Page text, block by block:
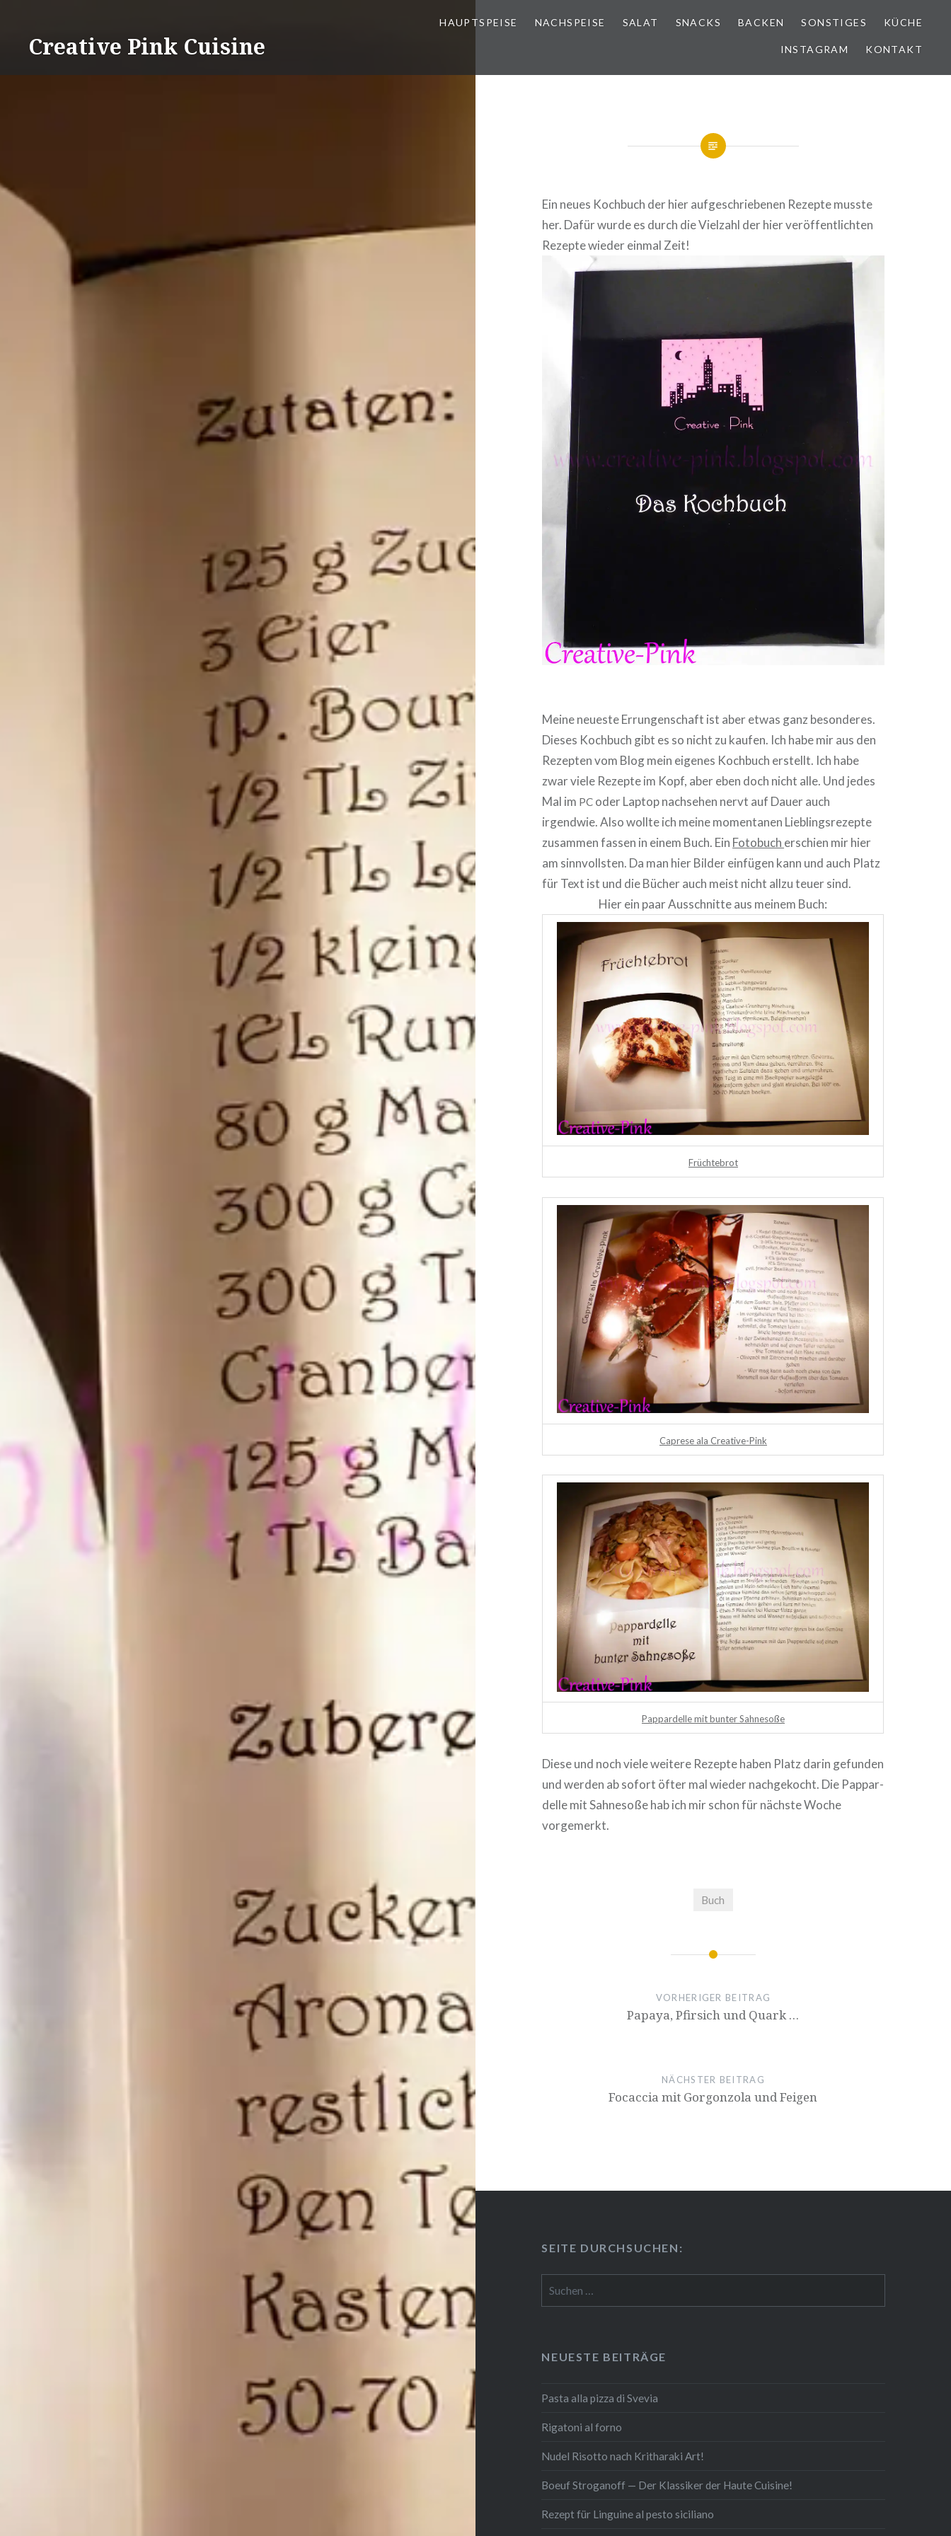
Creative Pink Cuisine
HAUPT­SPEI­SE NACH­SPEI­SE SALAT SNACKS BACKEN SONSTIGES KÜCHE
INSTAGRAM KONTAKT
Ein neues Kochbuch der hier auf­ge­schrie­be­nen Rezepte musste
her. Dafür wurde es durch die Vielzahl der hier ver­öf­fent­lich­ten
Rezepte wieder einmal Zeit!
Meine neueste Errun­gen­schaft ist aber etwas ganz beson­de­res.
Dieses Kochbuch gibt es so nicht zu kaufen. Ich habe mir aus den
Rezepten vom Blog mein eigenes Kochbuch erstellt. Ich habe
zwar viele Rezepte im Kopf, aber eben doch nicht alle. Und jedes
Mal im PC oder Laptop nachsehen nervt auf Dauer auch
irgendwie. Also wollte ich meine momen­ta­nen Lieb­lings­re­zep­te
zusammen fassen in einem Buch. Ein Fotobuch erschien mir hier
am sinn­volls­ten. Da man hier Bilder einfügen kann und auch Platz
für Text ist und die Bücher auch meist nicht allzu teuer sind.
Hier ein paar Aus­schnit­te aus meinem Buch:
Früch­te­brot
Caprese ala Creative-Pink
Pap­par­del­le mit bunter Sahnesoße
Diese und noch viele weitere Rezepte haben Platz darin gefunden
und werden ab sofort öfter mal wieder nach­ge­kocht. Die Pap­par­
del­le mit Sahnesoße hab ich mir schon für nächste Woche
vorgemerkt.
Buch
VORHERIGER BEITRAG
Papaya, Pfirsich und Quark …
NÄCHSTER BEITRAG
Focaccia mit Gor­gon­zo­la und Feigen
SEITE DURCH­SU­CHEN:
NEUESTE BEITRÄGE
Pasta alla pizza di Svevia
Rigatoni al forno
Nudel Risotto nach Krit­ha­ra­ki Art!
Boeuf Stro­gan­off — Der Klassiker der Haute Cuisine!
Rezept für Linguine al pesto siciliano